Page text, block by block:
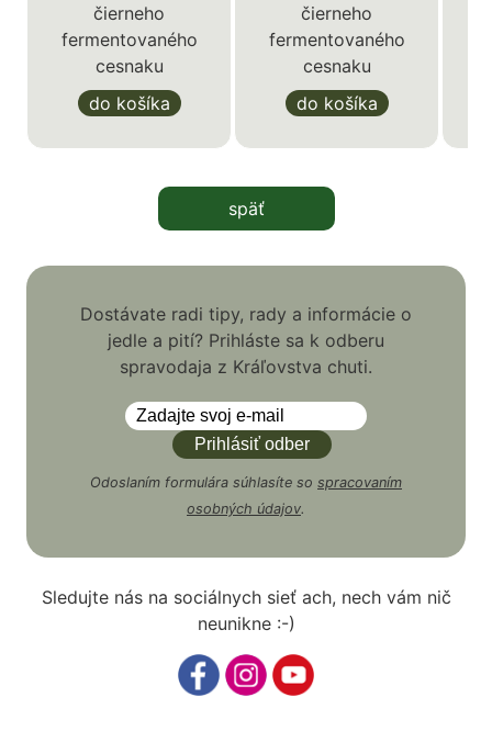
čierneho
fermentovaného
cesnaku
do košíka
čierneho
fermentovaného
cesnaku
do košíka
späť
Dostávate radi tipy, rady a informácie o
jedle a pití? Prihláste sa k odberu
spravodaja z Kráľovstva chuti.
Odoslaním formulára súhlasíte so spracovaním
osobných údajov.
Sledujte nás na sociálnych sieť ach, nech vám nič
neunikne :-)